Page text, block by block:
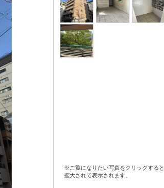
※ご覧になりたい写真をクリックすると
拡大されて表示されます。